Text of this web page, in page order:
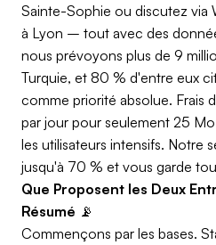
Sainte-Sophie ou discutez via
à Lyon – tout avec des
nous prévoyons plus de 9
Turquie, et 80 % d'entre eux
comme priorité absolue. Frais
par jour pour seulement 25
les utilisateurs intensifs. Notre
jusqu'à 70 % et vous garde
Que Proposent les Deux
Résumé 📡
Commençons par les bases.